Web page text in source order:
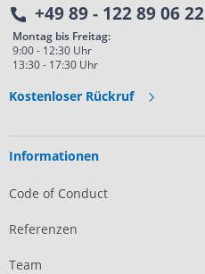
+49 89 - 122 89 06 22
Montag bis Freitag:
9:00 - 12:30 Uhr
13:30 - 17:30 Uhr
Kostenloser Rückruf
Informationen
Code of Conduct
Referenzen
Team